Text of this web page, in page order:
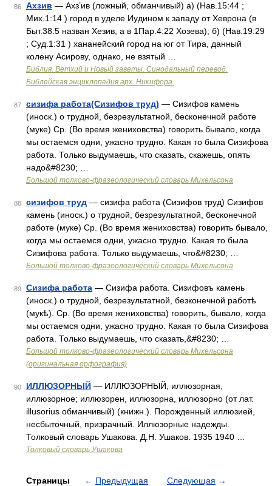
86 Ахзив — Ахз’ив (ложный, обманчивый) а) (Нав.15:44 ;
Мих.1:14 ) город в уделе Иудином к западу от Хеврона (в
Быт.38:5 назван Хезив, а в 1Пар.4:22 Хозева); б) (Нав.19:29
; Суд.1:31 ) хананейский город на юг от Тира, данный
колену Асирову, однако, не взятый …
Библия. Ветхий и Новый заветы. Синодальный перевод.
Библейская энциклопедия арх. Никифора.
87 сизифа работа(Сизифов труд) — Сизифов камень
(иноск.) о трудной, безрезультатной, бесконечной работе
(муке) Ср. (Во время жениховства) говорить бывало, когда
мы остаемся одни, ужасно трудно. Какая то была Сизифова
работа. Только выдумаешь, что сказать, скажешь, опять
надо&#8230; …
Большой толково-фразеологический словарь Михельсона
88 сизифов труд — сизифа работа (Сизифов труд) Сизифов
камень (иноск.) о трудной, безрезультатной, бесконечной
работе (муке) Ср. (Во время жениховства) говорить бывало,
когда мы остаемся одни, ужасно трудно. Какая то была
Сизифова работа. Только выдумаешь, что&#8230; …
Большой толково-фразеологический словарь Михельсона
89 Сизифа работа — Сизифа работа. Сизифовъ камень
(иноск.) о трудной, безрезультатной, безконечной работѣ
(мукѣ). Ср. (Во время жениховства) говорить, бывало, когда
мы остаемся одни, ужасно трудно. Какая то была Сизифова
работа. Только выдумаешь, что сказать,&#8230; …
Большой толково-фразеологический словарь Михельсона
(оригинальная орфография)
90 ИЛЛЮЗОРНЫЙ — ИЛЛЮЗОРНЫЙ, иллюзорная,
иллюзорное; иллюзорен, иллюзорна, иллюзорно (от лат.
illusorius обманчивый) (книжн.). Порожденный иллюзией,
несбыточный, призрачный. Иллюзорные надежды.
Толковый словарь Ушакова. Д.Н. Ушаков. 1935 1940 …
Толковый словарь Ушакова
Страницы ← Предыдущая Следующая →